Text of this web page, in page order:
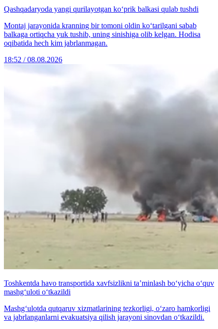
Qashqadaryoda yangi qurilayotgan ko‘prik balkasi qulab tushdi
Montaj jarayonida kranning bir tomoni oldin ko‘tarilgani sabab
balkaga ortiqcha yuk tushib, uning sinishiga olib kelgan. Hodisa
oqibatida hech kim jabrlanmagan.
18:52 / 08.08.2026
Toshkentda havo transportida xavfsizlikni ta’minlash bo‘yicha o‘quv
mashg‘uloti o‘tkazildi
Mashg‘ulotda qutqaruv xizmatlarining tezkorligi, o‘zaro hamkorligi
va jabrlanganlarni evakuatsiya qilish jarayoni sinovdan o‘tkazildi.